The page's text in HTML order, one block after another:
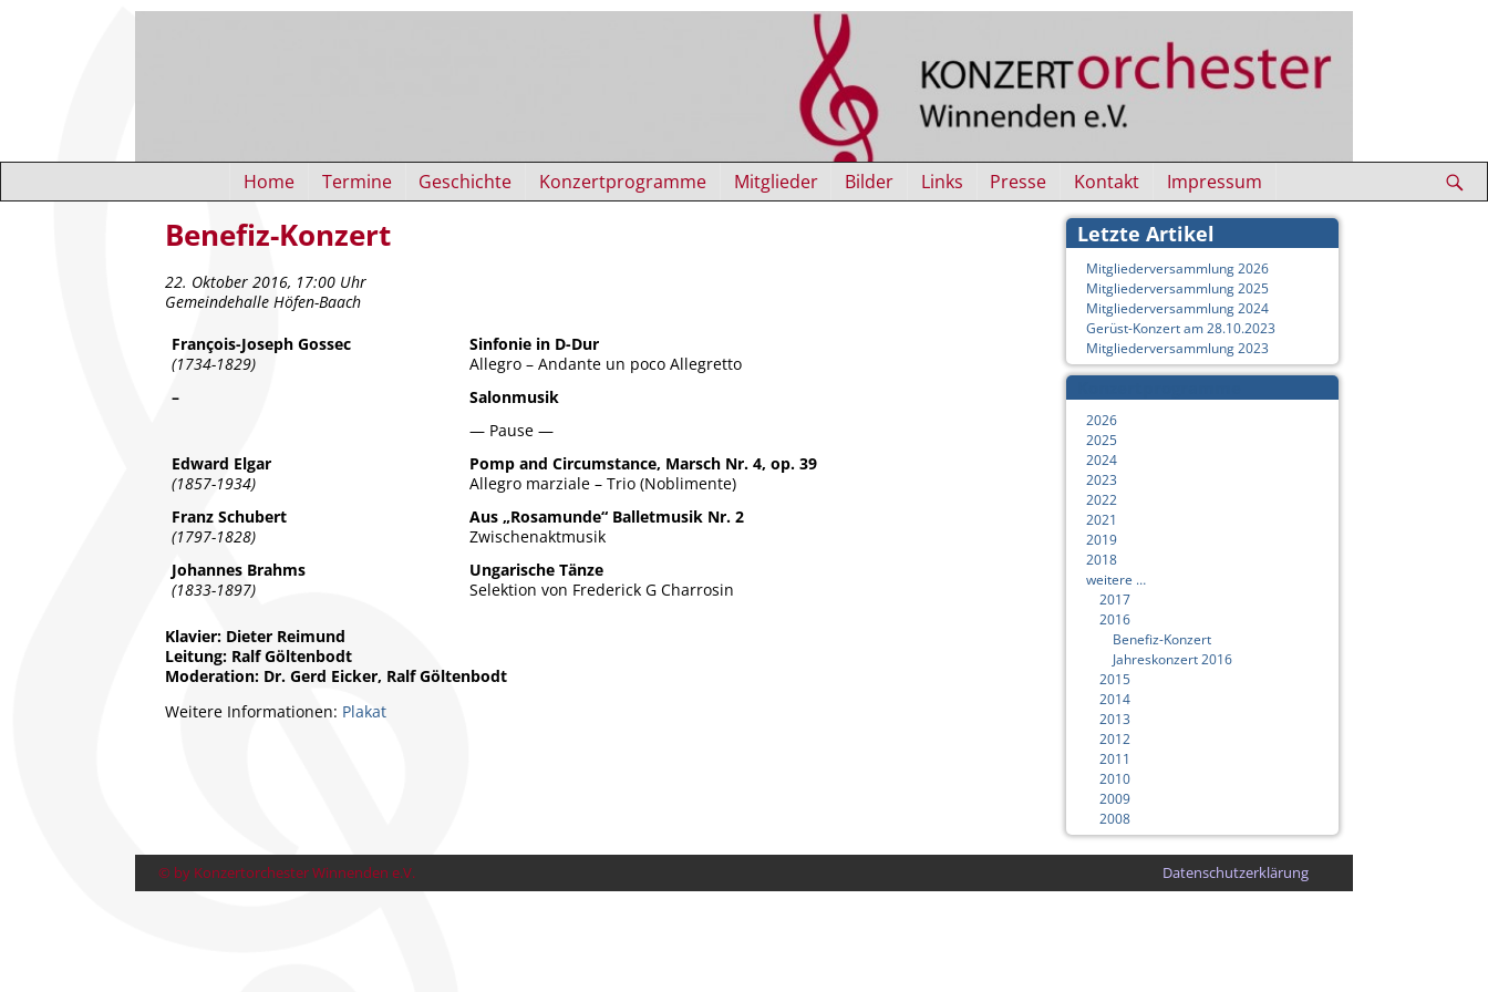
Home Termine Geschichte Konzertprogramme Mitglieder Bilder Links Presse Kontakt Impressum
Benefiz-Konzert
22. Oktober 2016, 17:00 Uhr
Gemeindehalle Höfen-Baach
François-Joseph Gossec
(1734-1829)
Sinfonie in D-Dur
Allegro – Andante un poco Allegretto
–
Salonmusik
— Pause —
Edward Elgar
(1857-1934)
Pomp and Circumstance, Marsch Nr. 4, op. 39
Allegro marziale – Trio (Noblimente)
Franz Schubert
(1797-1828)
Aus „Rosamunde“ Balletmusik Nr. 2
Zwischenaktmusik
Johannes Brahms
(1833-1897)
Ungarische Tänze
Selektion von Frederick G Charrosin
Klavier: Dieter Reimund
Leitung: Ralf Göltenbodt
Moderation: Dr. Gerd Eicker, Ralf Göltenbodt
Weitere Informationen: Plakat
Letzte Artikel
Mitgliederversammlung 2026
Mitgliederversammlung 2025
Mitgliederversammlung 2024
Gerüst-Konzert am 28.10.2023
Mitgliederversammlung 2023
2026
2025
2024
2023
2022
2021
2019
2018
weitere …
2017
2016
Benefiz-Konzert
Jahreskonzert 2016
2015
2014
2013
2012
2011
2010
2009
2008
© by Konzertorchester Winnenden e.V. Datenschutzerklärung